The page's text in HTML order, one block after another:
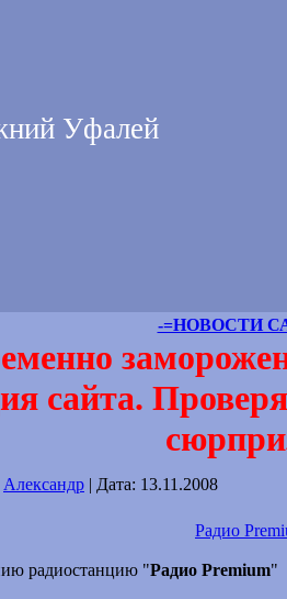
Уфалей
-=НОВОСТИ
сайта.
Александр | Дата: 13.11.2008
Радио
радиостанцию "Радио Premium"